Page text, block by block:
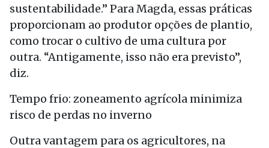
sustentabilidade.” Para Magda, essas práticas
proporcionam ao produtor opções de plantio,
como trocar o cultivo de uma cultura por
outra. “Antigamente, isso não era previsto”,
diz.
Tempo frio: zoneamento agrícola minimiza
risco de perdas no inverno
Outra vantagem para os agricultores, na